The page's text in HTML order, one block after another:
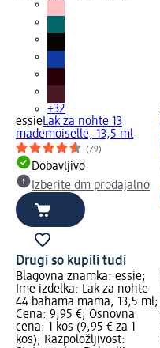
+32
essieLak za nohte 13
mademoiselle, 13,5 ml
(79)
Dobavljivo
Izberite dm prodajalno
Drugi so kupili tudi
Blagovna znamka: essie;
Ime izdelka: Lak za nohte
44 bahama mama, 13,5 ml;
Cena: 9,95 €; Osnovna
cena: 1 kos (9,95 € za 1
kos); Razpoložljivost: